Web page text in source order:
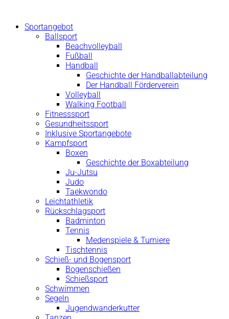
springenSportangebot
Ballsport
Beachvolleyball
Fußball
Handball
Geschichte der Handballabteilung
Der Handball Förderverein
Volleyball
Walking Football
Fitnesssport
Gesundheitssport
Inklusive Sportangebote
Kampfsport
Boxen
Geschichte der Boxabteilung
Ju-Jutsu
Judo
Taekwondo
Leichtathletik
Rückschlagsport
Badminton
Tennis
Medenspiele & Turniere
Tischtennis
Schieß- und Bogensport
Bogenschießen
Schießsport
Schwimmen
Segeln
Jugendwanderkutter